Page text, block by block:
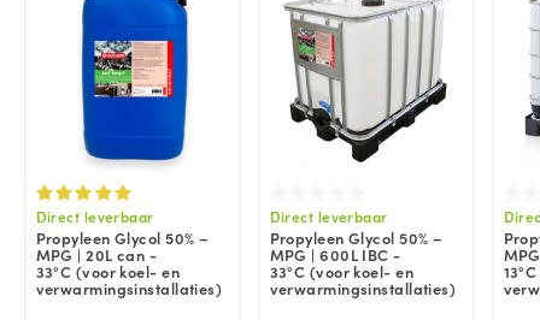
Direct leverbaar
Propyleen Glycol 50% –
MPG | 20L can -
33°C (voor koel- en
verwarmingsinstallaties)
Direct leverbaar
Propyleen Glycol 50% –
MPG | 600L IBC -
33°C (voor koel- en
verwarmingsinstallaties)